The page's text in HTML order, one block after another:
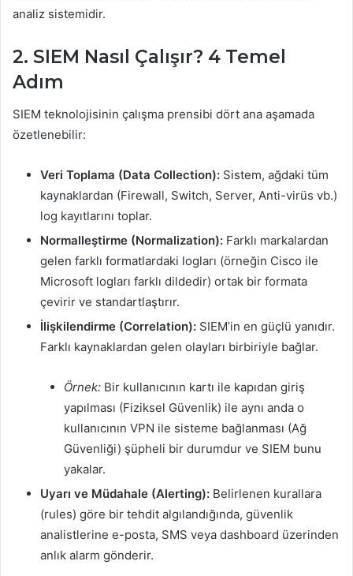
analiz sistemidir.
2. SIEM Nasıl Çalışır? 4 Temel
Adım
SIEM teknolojisinin çalışma prensibi dört ana aşamada
özetlenebilir:
Veri Toplama (Data Collection): Sistem, ağdaki tüm
kaynaklardan (Firewall, Switch, Server, Anti-virüs vb.)
log kayıtlarını toplar.
Normalleştirme (Normalization): Farklı markalardan
gelen farklı formatlardaki logları (örneğin Cisco ile
Microsoft logları farklı dildedir) ortak bir formata
çevirir ve standartlaştırır.
İlişkilendirme (Correlation): SIEM’in en güçlü yanıdır.
Farklı kaynaklardan gelen olayları birbiriyle bağlar.
Örnek: Bir kullanıcının kartı ile kapıdan giriş
yapılması (Fiziksel Güvenlik) ile aynı anda o
kullanıcının VPN ile sisteme bağlanması (Ağ
Güvenliği) şüpheli bir durumdur ve SIEM bunu
yakalar.
Uyarı ve Müdahale (Alerting): Belirlenen kurallara
(rules) göre bir tehdit algılandığında, güvenlik
analistlerine e-posta, SMS veya dashboard üzerinden
anlık alarm gönderir.